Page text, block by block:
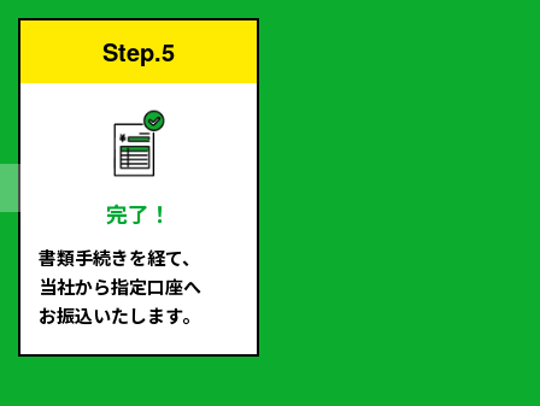
Step.5
完了！
書類手続きを経て、
当社から指定口座へ
お振込いたします。